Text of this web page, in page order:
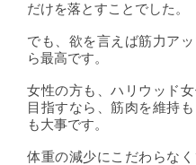
だけを落とすことでした。
でも、欲を言えば筋力ア
ら最高です。
女性の方も、ハリウッド
目指すなら、筋肉を維持
も大事です。
体重の減少にこだわらな